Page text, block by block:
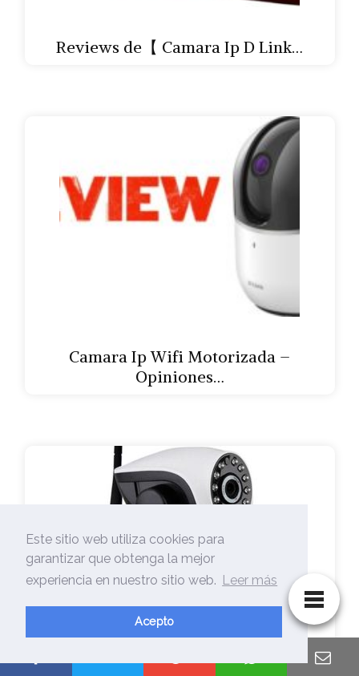
Reviews de【 Camara Ip D Link…
Camara Ip Wifi Motorizada –
Opiniones…
Este sitio web utiliza cookies para
garantizar que obtenga la mejor
experiencia en nuestro sitio web. Leer más
Acepto